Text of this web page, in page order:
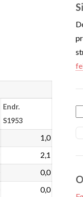
Endr.
S1953
1,0
2,1
0,0
0,0